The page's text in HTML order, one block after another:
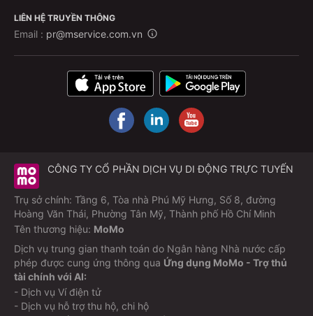
LIÊN HỆ TRUYỀN THÔNG
Email : pr@mservice.com.vn
CÔNG TY CỔ PHẦN DỊCH VỤ DI ĐỘNG TRỰC TUYẾN
Trụ sở chính: Tầng 6, Tòa nhà Phú Mỹ Hưng, Số 8, đường
Hoàng Văn Thái, Phường Tân Mỹ, Thành phố Hồ Chí Minh
Tên thương hiệu: MoMo
Dịch vụ trung gian thanh toán do Ngân hàng Nhà nước cấp
phép được cung ứng thông qua Ứng dụng MoMo - Trợ thủ
tài chính với AI:
- Dịch vụ Ví điện tử
- Dịch vụ hỗ trợ thu hộ, chi hộ